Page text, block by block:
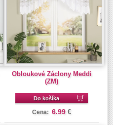
Obloukové Záclony Meddi
(ZM)
Do košíka
Cena: 6.99 €